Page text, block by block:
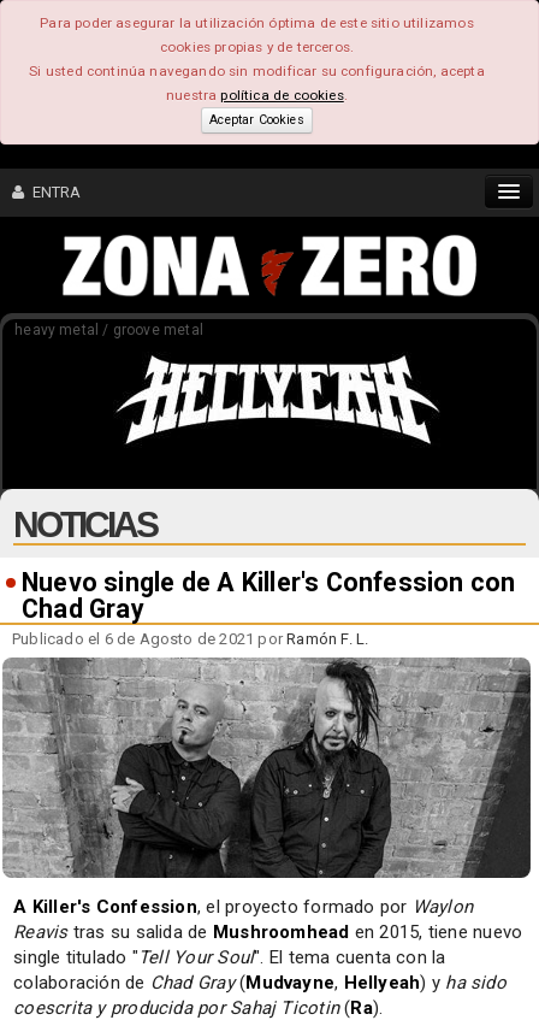
Para poder asegurar la utilización óptima de este sitio utilizamos
cookies propias y de terceros.
Si usted continúa navegando sin modificar su configuración, acepta
nuestrapolítica de cookies.
Aceptar Cookies
ENTRA
CONTENIDO
FEEEDBACK
heavy metal / groove metal
NOTICIAS
Nuevo single de A Killer's Confession con
Chad Gray
Publicado el 6 de Agosto de 2021 porRamón F. L.
A Killer's Confession, el proyecto formado por Waylon
Reavistras su salida de Mushroomhead en 2015, tiene nuevo
single titulado " Tell Your Soul". El tema cuenta con la
colaboración de Chad Gray(Mudvayne, Hellyeah) y ha sido
coescrita y producida por Sahaj Ticotin(Ra).